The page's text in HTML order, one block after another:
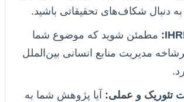
به دنبال شکاف‌های تحقیقاتی باشید.
مطمئن شوید که موضوع شما
مدیریت منابع انسانی بین‌الملل
تئوریک و عملی: آیا پژوهش شما به